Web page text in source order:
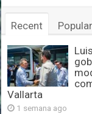
Recent Popular
Vallarta
1 semana ago